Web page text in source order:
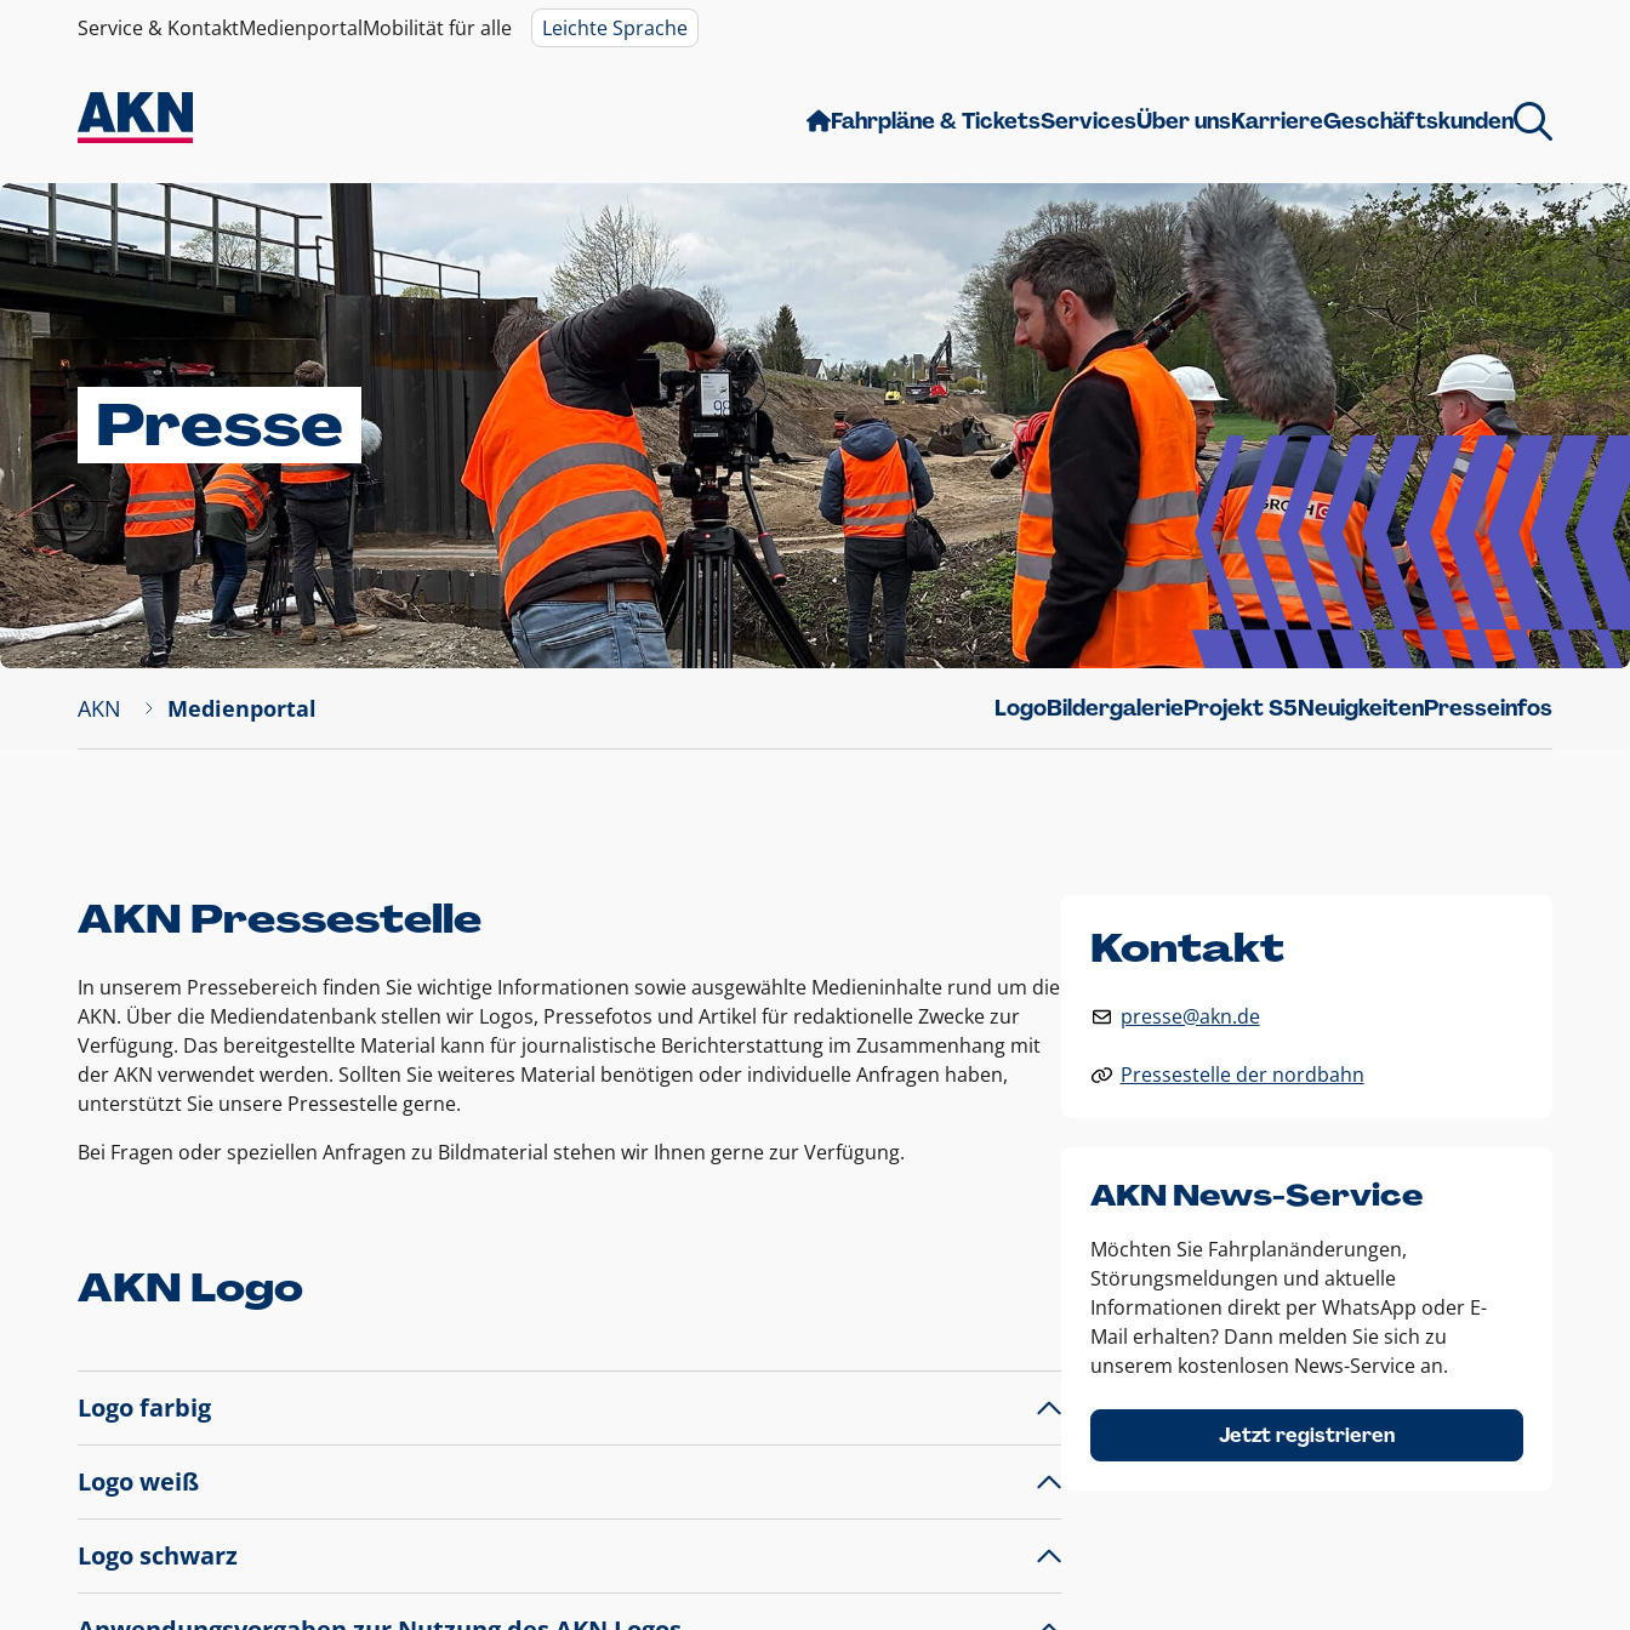
Service & KontaktMedienportalMobilität für alle Leichte Sprache
Fahrpläne & TicketsServicesÜber unsKarriereGeschäftskunden
Presse
AKN Medienportal LogoBildergalerieProjekt S5NeuigkeitenPresseinfos
AKN Pressestelle
In unserem Pressebereich finden Sie wichtige Informationen sowie ausgewählte Medieninhalte rund um die
AKN. Über die Mediendatenbank stellen wir Logos, Pressefotos und Artikel für redaktionelle Zwecke zur
Verfügung. Das bereitgestellte Material kann für journalistische Berichterstattung im Zusammenhang mit
der AKN verwendet werden. Sollten Sie weiteres Material benötigen oder individuelle Anfragen haben,
unterstützt Sie unsere Pressestelle gerne.
Bei Fragen oder speziellen Anfragen zu Bildmaterial stehen wir Ihnen gerne zur Verfügung.
AKN Logo
Logo farbig
Logo weiß
Logo schwarz
Kontakt
presse@akn.de
Pressestelle der nordbahn
AKN News-Service
Möchten Sie Fahrplanänderungen,
Störungsmeldungen und aktuelle
Informationen direkt per WhatsApp oder E-
Mail erhalten? Dann melden Sie sich zu
unserem kostenlosen News-Service an.
Jetzt registrieren